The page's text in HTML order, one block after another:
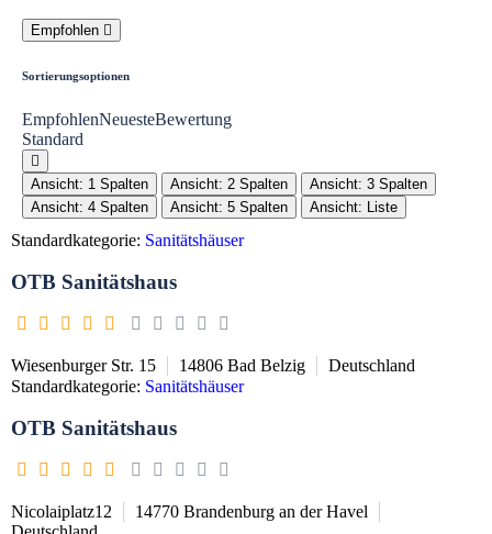
Empfohlen
Sortierungsoptionen
EmpfohlenNeuesteBewertung
Standard
Ansicht: 1 Spalten Ansicht: 2 Spalten
Ansicht: 3 Spalten
Ansicht: 4 Spalten
Ansicht: 5 Spalten Ansicht: Liste
Standardkategorie: Sanitätshäuser
OTB Sanitätshaus
Wiesenburger Str. 15 14806 Bad Belzig
Deutschland
Standardkategorie: Sanitätshäuser
OTB Sanitätshaus
Nicolaiplatz12 14770 Brandenburg an der Havel